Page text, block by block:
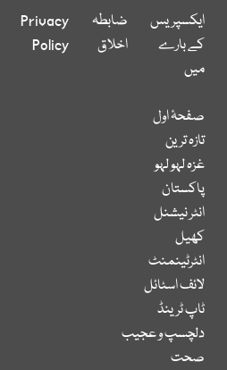
ایکسپریس
کے بارے
میں
ضابطہ
اخلاق
Privacy
Policy
صفحۂ اول
تازہ ترین
غزہ لہو لہو
پاکستان
انٹر نیشنل
کھیل
انٹرٹینمنٹ
لائف اسٹائل
ٹاپ ٹرینڈ
دلچسپ و عجیب
صحت